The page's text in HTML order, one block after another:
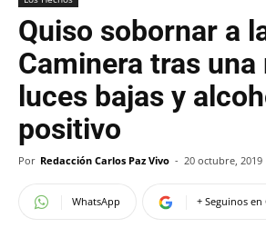
Quiso sobornar a
Caminera tras
luces bajas y
positivo
Por Redacción Carlos Paz Vivo - 20 octubre, 2019
WhatsApp + Seguinos en